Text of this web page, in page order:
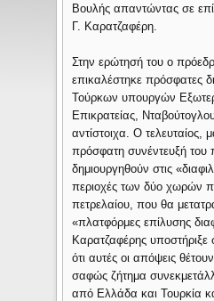
Βουλής απαντώντας σε
Γ. Καρατζαφέρη.
Στην ερώτησή του ο
επικαλέστηκε πρόσφατες
Τούρκων υπουργών
Επικρατείας,
αντίστοιχα. Ο τελευταίος,
πρόσφατη συνέντευξή του
δημιουργηθούν στις
περιοχές των δύο χωρών
πετρελαίου, που θα
«πλατφόρμες επίλυσης
Καρατζαφέρης υποστήριξε
ότι αυτές οι απόψεις
σαφώς ζήτημα
από Ελλάδα και Τουρκία